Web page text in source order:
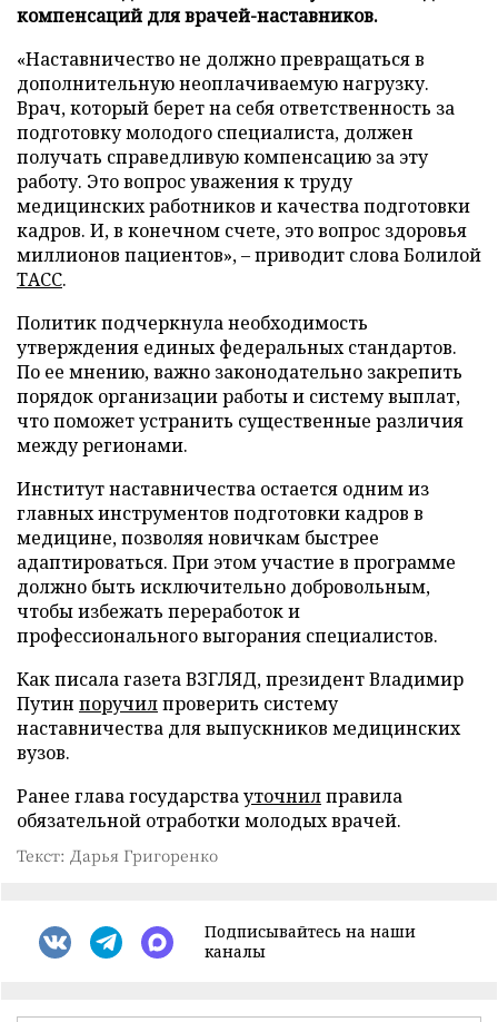
компенсаций для врачей-наставников.
«Наставничество не должно превращаться в
дополнительную неоплачиваемую нагрузку.
Врач, который берет на себя ответственность за
подготовку молодого специалиста, должен
получать справедливую компенсацию за эту
работу. Это вопрос уважения к труду
медицинских работников и качества подготовки
кадров. И, в конечном счете, это вопрос здоровья
миллионов пациентов», – приводит слова Болилой
ТАСС.
Политик подчеркнула необходимость
утверждения единых федеральных стандартов.
По ее мнению, важно законодательно закрепить
порядок организации работы и систему выплат,
что поможет устранить существенные различия
между регионами.
Институт наставничества остается одним из
главных инструментов подготовки кадров в
медицине, позволяя новичкам быстрее
адаптироваться. При этом участие в программе
должно быть исключительно добровольным,
чтобы избежать переработок и
профессионального выгорания специалистов.
Как писала газета ВЗГЛЯД, президент Владимир
Путин поручилпроверить систему
наставничества для выпускников медицинских
вузов.
Ранее глава государствауточнилправила
обязательной отработки молодых врачей.
Текст: Дарья Григоренко
Подписывайтесь на наши
каналы